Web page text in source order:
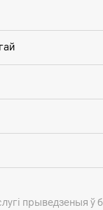
прыведзеныя ў